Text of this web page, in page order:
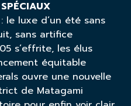
le luxe d’un été sans
sans artifice
s’effrite, les élus
équitable
ouvre une nouvelle
de Matagami